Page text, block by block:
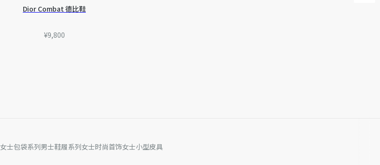
量误差或其他细节误差，网站展示的产品图片可能与产品实际外观不一致，以产品实物为
Dior Combat 德比鞋
¥9,800
女士包袋系列男士鞋履系列女士时尚首饰女士小型皮具